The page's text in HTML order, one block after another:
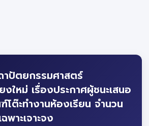
าปัตยกรรมศาสตร์
งใหม่ เรื่องประกาศผู้ชนะเสนอ
ต๊ะทำงานห้องเรียน จำนวน
าะเจาะจง